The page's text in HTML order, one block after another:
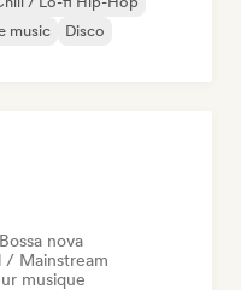
music
Disco
Bossa nova
/ Mainstream
musique